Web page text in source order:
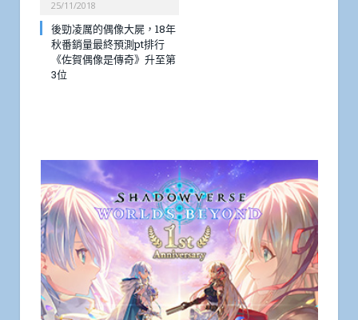
25/11/2018
後勁凌厲的偶像大屍，18年
秋番銷量最終預測pt排行
《佐賀偶像是傳奇》升至第
3位